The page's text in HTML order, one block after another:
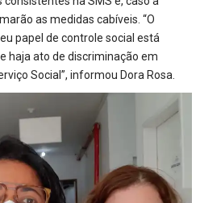
as medidas cabíveis. “O
papel de controle social está
haja ato de discriminação em
Social”, informou Dora Rosa.